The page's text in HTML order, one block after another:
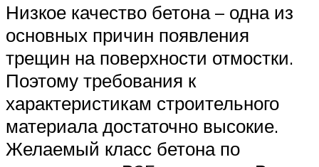
Низкое качество бетона – одна из
основных причин появления
трещин на поверхности отмостки.
Поэтому требования к
характеристикам строительного
материала достаточно высокие.
Желаемый класс бетона по